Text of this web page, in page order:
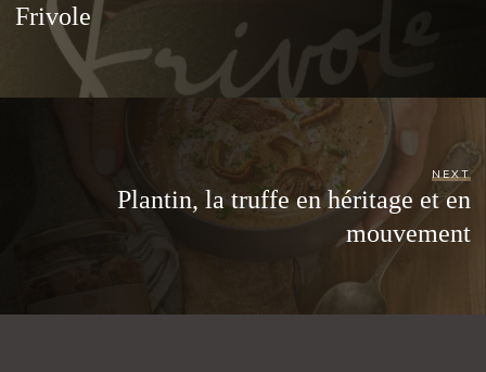
Frivole
NEXT
Plantin, la truffe en héritage et en
mouvement